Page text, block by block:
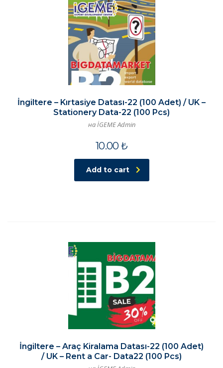
İngiltere – Kırtasiye Datası-22 (100 Adet) / UK –
Stationery Data-22 (100 Pcs)
на İGEME Admin
10.00₺
Add to cart
İngiltere – Araç Kiralama Datası-22 (100 Adet)
/ UK – Rent a Car- Data22 (100 Pcs)